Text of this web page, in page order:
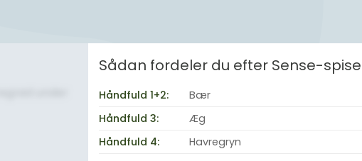
Sådan fordeler du efter Sense-
Håndfuld 1+2:
Bær
Håndfuld 3:
Æg
Håndfuld 4:
Havregryn